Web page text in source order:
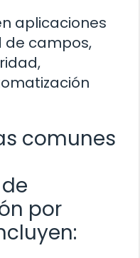
aplicaciones
de campos,
comunes
por